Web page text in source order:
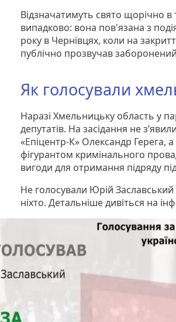
Відзначатимуть свято щорічно
випадково: вона пов'язана з
року в Чернівцях, коли на
публічно прозвучав
Як голосували
Наразі Хмельницьку область у
депутатів. На засідання не
«Епіцентр-К» Олександр Герега,
фігурантом кримінального
вигоди для отримання підряду
Не голосували Юрій
ніхто. Детальніше дивіться на